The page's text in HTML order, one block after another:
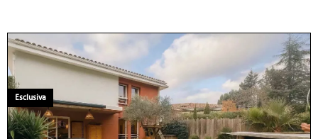
Esclusiva